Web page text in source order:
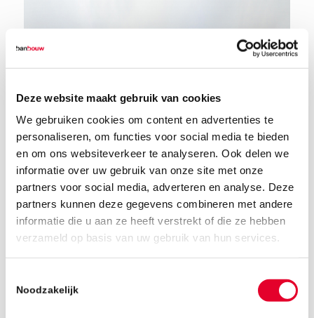
Deze website maakt gebruik van cookies
We gebruiken cookies om content en advertenties te
personaliseren, om functies voor social media te bieden
en om ons websiteverkeer te analyseren. Ook delen we
informatie over uw gebruik van onze site met onze
partners voor social media, adverteren en analyse. Deze
partners kunnen deze gegevens combineren met andere
informatie die u aan ze heeft verstrekt of die ze hebben
verzameld op basis van uw gebruik van hun services.
Noodzakelijk
21 oktober 2019